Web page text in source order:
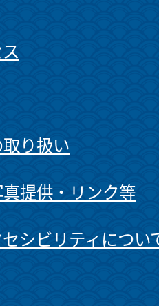
り扱い
提供・リンク等
シビリティについ